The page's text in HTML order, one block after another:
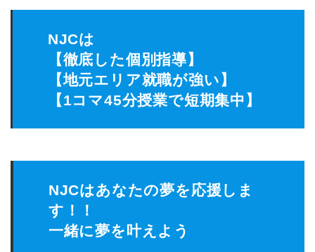
NJCは
【徹底した個別指導】
【地元エリア就職が強い】
【1コマ45分授業で短期集中】
NJCはあなたの夢を応援しま
す！！
一緒に夢を叶えよう